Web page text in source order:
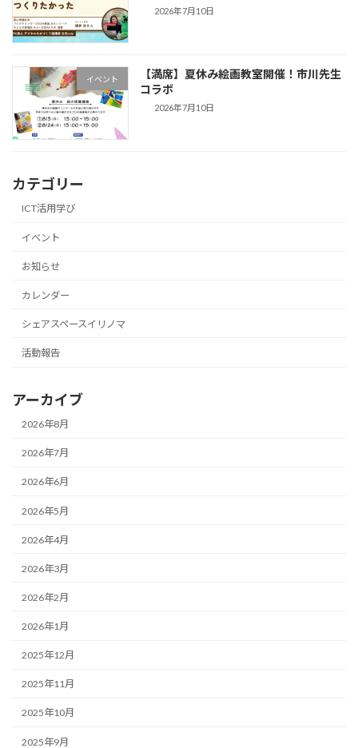
2026年7月10日
イベント
【満席】夏休み絵画教室開催！市川先生
コラボ
2026年7月10日
カテゴリー
ICT活用学び
イベント
お知らせ
カレンダー
シェアスペースイリノマ
活動報告
アーカイブ
2026年8月
2026年7月
2026年6月
2026年5月
2026年4月
2026年3月
2026年2月
2026年1月
2025年12月
2025年11月
2025年10月
2025年9月